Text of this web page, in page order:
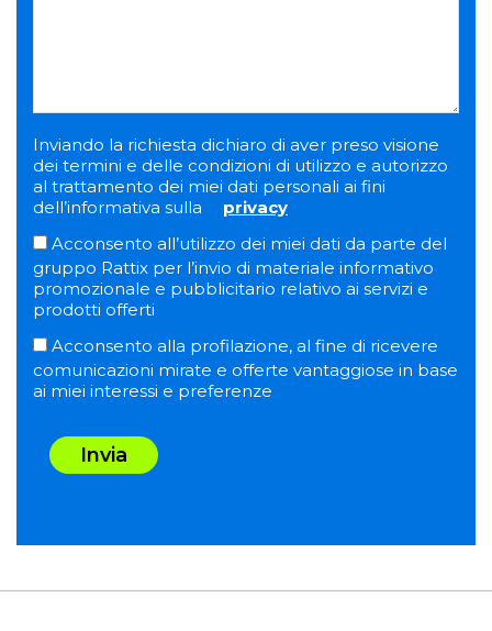
Inviando la richiesta dichiaro di aver preso visione
dei termini e delle condizioni di utilizzo e autorizzo
al trattamento dei miei dati personali ai fini
dell’informativa sulla
privacy
Acconsento all’utilizzo dei miei dati da parte del
gruppo Rattix per l’invio di materiale informativo
promozionale e pubblicitario relativo ai servizi e
prodotti offerti
Acconsento alla profilazione, al fine di ricevere
comunicazioni mirate e offerte vantaggiose in base
ai miei interessi e preferenze
Invia